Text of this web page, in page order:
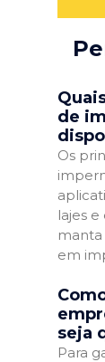
de
Os
lajes
em
seja
Para